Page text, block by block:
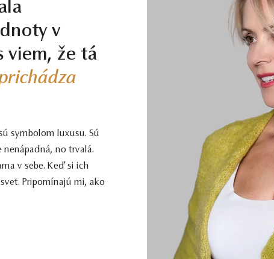
v
viem, že tá
symbolom luxusu. Sú
nenápadná, no trvalá.
v sebe. Keď si ich
Pripomínajú mi, ako